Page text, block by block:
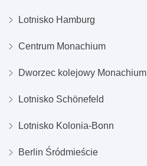
Lotnisko Hamburg
Centrum Monachium
Dworzec kolejowy Monachium
Lotnisko Schönefeld
Lotnisko Kolonia-Bonn
Berlin Śródmieście